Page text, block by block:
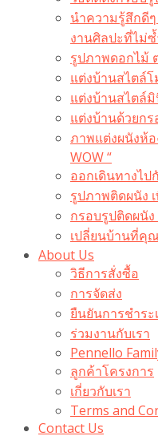
นำความรู้สึกดี
งานศิลปะที่ไม่
รูปภาพดอกไม้
แต่งบ้านสไตล์โ
แต่งบ้านสไตล์
แต่งบ้านด้วยก
ภาพแต่งผนังห้
WOW “
ออกเดินทางไป
รูปภาพติดผนัง
กรอบรูปติดผนั
เปลี่ยนบ้านที่คุ
About Us
วิธีการสั่งซื้อ
การจัดส่ง
ยืนยันการชำระ
ร่วมงานกับเรา
Pennello
ลูกค้าโครงการ
เกี่ยวกับเรา
Terms and
Contact Us